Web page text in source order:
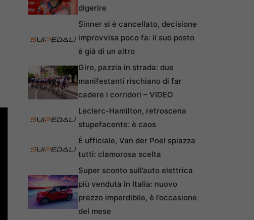
digerire
Sinner si è cancellato, decisione
improvvisa poco fa: il suo posto
è già di un altro
Giro, pazzia in strada: due
manifestanti rischiano di far
cadere i corridori – VIDEO
Leclerc-Hamilton, retroscena
stupefacente: è caos
È ufficiale, Van der Poel spiazza
tutti: clamorosa scelta
Super sconto sull’auto elettrica
più venduta in Italia: nuovo
prezzo imperdibile, è l’occasione
del mese